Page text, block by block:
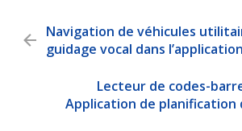
Navigation de véhicules
guidage vocal dans
Lecteur de codes-
Application de planification